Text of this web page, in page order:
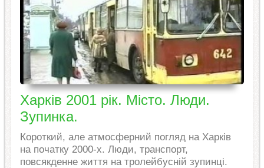
Харків 2001 рік. Місто. Люди.
Зупинка.
Короткий, але атмосферний погляд на Харків
на початку 2000-х. Люди, транспорт,
повсякденне життя на тролейбусній зупинці.